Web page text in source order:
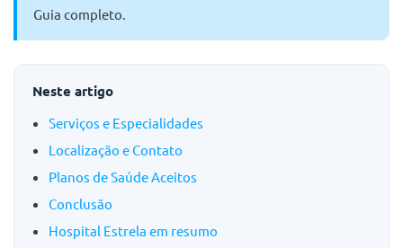
Guia completo.
Neste artigo
Serviços e Especialidades
Localização e Contato
Planos de Saúde Aceitos
Conclusão
Hospital Estrela em resumo